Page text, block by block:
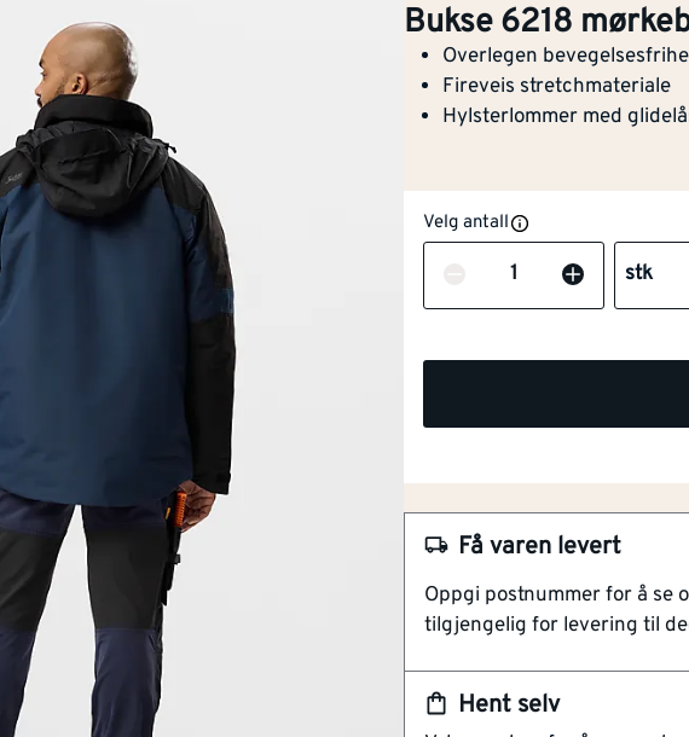
Bukse 6218
Overlegen
Fireveis stretchmateriale
Hylsterlommer med
Velg antall
Antall stk
Hent selv
Få varen levert
Oppgi postnummer for å se
tilgjengelig for levering til
NOBB 60765457
Overlegen bevegelsesfrihet
Hylsterlommer med
overlegen bevegelsesfrihet.
hylsterlommer og et sporty
Snekkerbukse/seleb
Nei
Vadere